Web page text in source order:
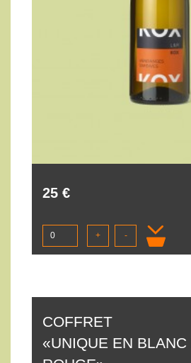
25 €
+ -
COFFRET
«UNIQUE EN BLANC